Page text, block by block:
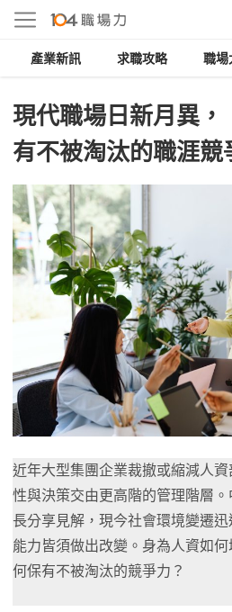
產業新訊 求職攻略 職場
現代職場日新月異，
有不被淘汰的職涯競
近年大型集團企業裁撤或縮減人
性與決策交由更高階的管理階層
長分享見解，現今社會環境變遷
能力皆須做出改變。身為人資如
何保有不被淘汰的競爭力？